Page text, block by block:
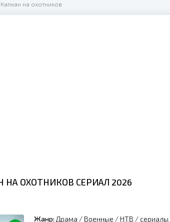
на охотников
НА ОХОТНИКОВ СЕРИАЛ 2026
Жанр: Драма / Военные / НТВ / сериалы